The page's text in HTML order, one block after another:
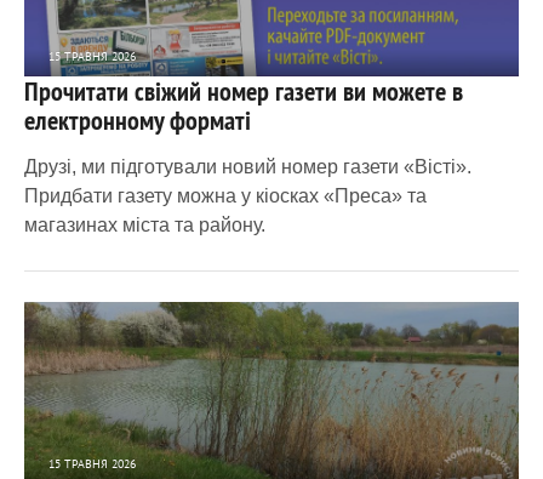
15 ТРАВНЯ 2026
2 041 0
Прочитати свіжий номер газети ви можете в
електронному форматі
Друзі, ми підготували новий номер газети «Вісті».
Придбати газету можна у кіосках «Преса» та
магазинах міста та району.
15 ТРАВНЯ 2026